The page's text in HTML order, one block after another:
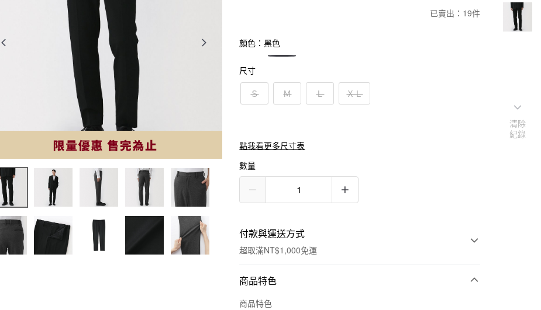
已賣出：19件
顏色：黑色
尺寸
Ｓ
Ｍ Ｌ ＸＬ
點我看更多尺寸表
數量
付款與運送方式
超取滿NT$1,000免運
付款方式
信用卡一次付款
商品特色
商品特色
清除
紀錄